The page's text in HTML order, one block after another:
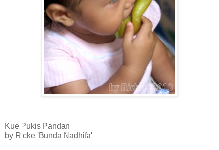
Kue Pukis Pandan
by Ricke 'Bunda Nadhifa'